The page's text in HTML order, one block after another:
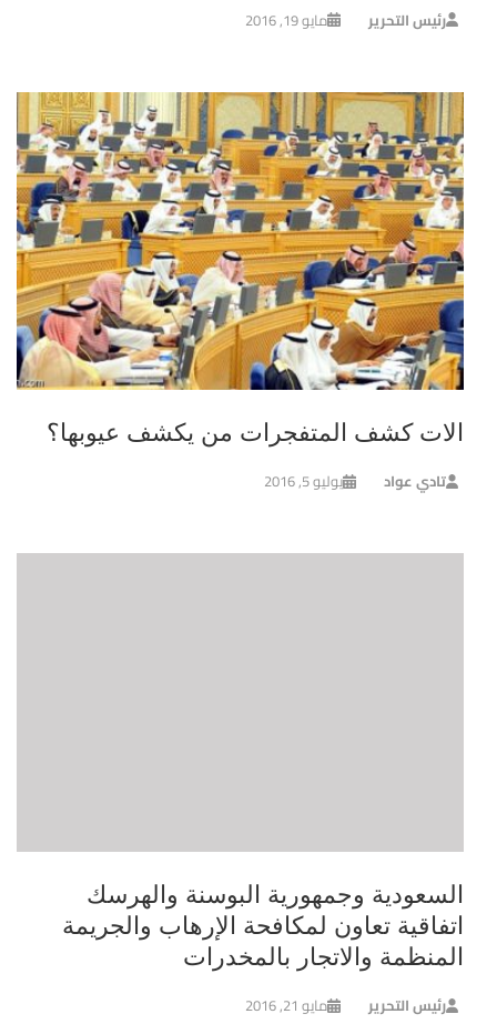
رئيس التحرير مايو 19, 2016
الات كشف المتفجرات من يكشف عيوبها؟
تادي عواد يوليو 5, 2016
السعودية وجمهورية البوسنة والهرسك
اتفاقية تعاون لمكافحة الإرهاب والجريمة
المنظمة والاتجار بالمخدرات
رئيس التحرير مايو 21, 2016